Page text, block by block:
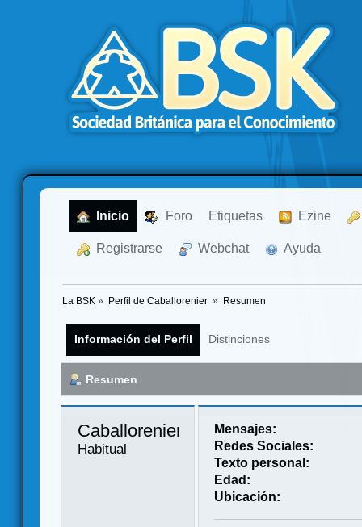
Inicio Foro Etiquetas Ezine
Registrarse Webchat Ayuda
La BSK » Perfil de Caballorenier » Resumen
Información del Perfil Distinciones
Resumen
Habitual
Mensajes:
Redes Sociales:
Texto personal:
Edad:
Ubicación: